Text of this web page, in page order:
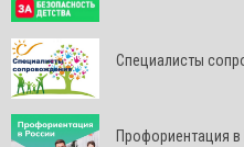
Специалисты
Профориентация в